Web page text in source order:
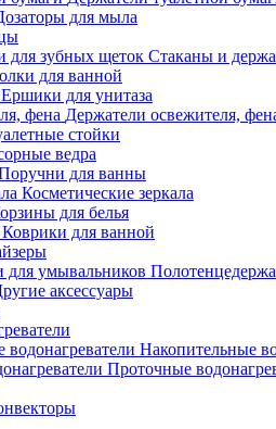
для мыла
Стаканы и
для ванной
Ершики для унитаза
Держатели освежителя,
стойки
ведра
для ванны
Косметические зеркала
для белья
Коврики для ванной
аксессуары
Накопительные
Проточные